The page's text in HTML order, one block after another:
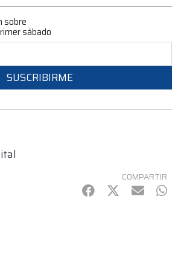
sobre
sábado
SUSCRIBIRME
COMPARTIR
Facebook
Twitter
mail